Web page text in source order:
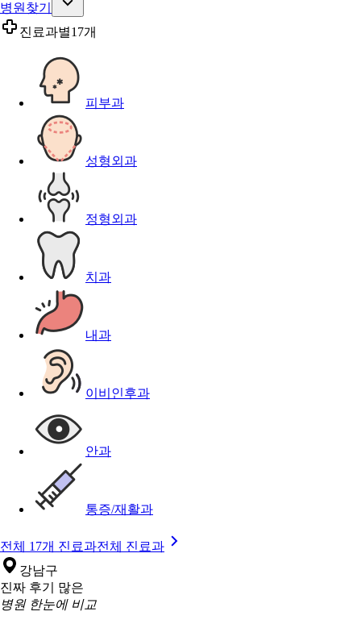
병원찾기
진료과별17개
피부과
성형외과
정형외과
치과
내과
이비인후과
안과
통증/재활과
전체 17개 진료과전체 진료과
강남구
진짜 후기 많은
병원 한눈에 비교